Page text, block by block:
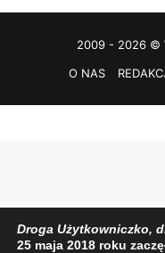
2009 - 2026 ©
O NAS
Droga Użytkowniczko,
25 maja 2018 roku